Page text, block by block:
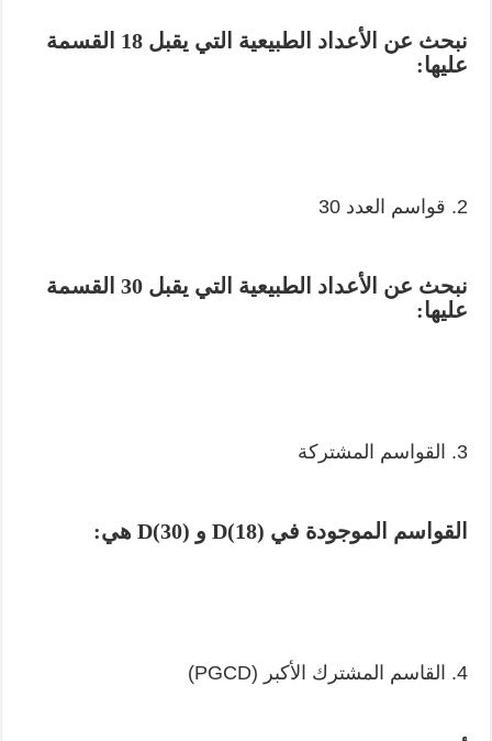
نبحث عن الأعداد الطبيعية التي يقبل 18 القسمة
عليها:
2. قواسم العدد 30
نبحث عن الأعداد الطبيعية التي يقبل 30 القسمة
عليها:
3. القواسم المشتركة
القواسم الموجودة في D(18) و D(30) هي:
4. القاسم المشترك الأكبر (PGCD)